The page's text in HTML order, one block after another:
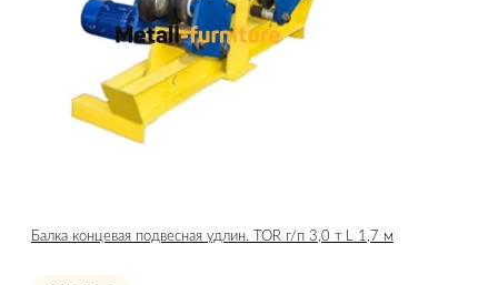
Балка концевая подвесная удлин. TOR г/п 3,0 т L 1,7 м